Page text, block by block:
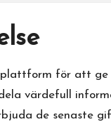
för att ge
värdefull
de senaste